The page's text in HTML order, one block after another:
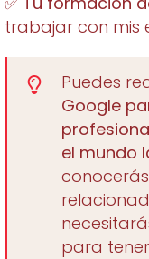
trabajar con mis
Puedes
Google
el mundo
para tener